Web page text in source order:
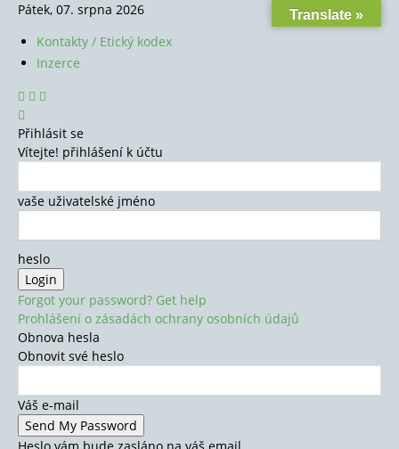
Pátek, 07. srpna 2026
Kontakty / Etický kodex
Inzerce
Přihlásit se
Vítejte! přihlášení k účtu
vaše uživatelské jméno
heslo
Forgot your password? Get help
Prohlášení o zásadách ochrany osobních údajů
Obnova hesla
Obnovit své heslo
Váš e-mail
Translate »